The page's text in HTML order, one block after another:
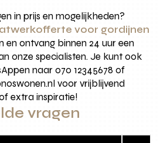
in prijs en mogelijkheden?
voor gordijnen
en ontvang binnen 24 uur een
onze specialisten. Je kunt ook
naar 070 12345678 of
voor vrijblijvend
extra inspiratie!
vragen